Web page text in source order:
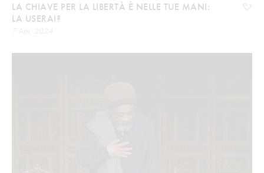
LA CHIAVE PER LA LIBERTÀ È NELLE TUE MANI:
LA USERAI?